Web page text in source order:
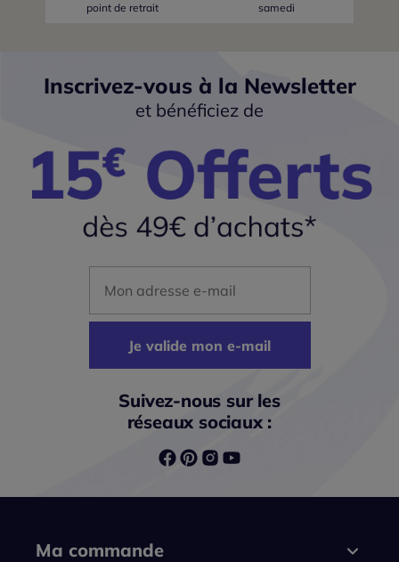
point de retrait
samedi
Inscrivez-vous à la Newsletter
et bénéficiez de
Je valide mon e-mail
Suivez-nous sur les
réseaux sociaux :
Ma commande